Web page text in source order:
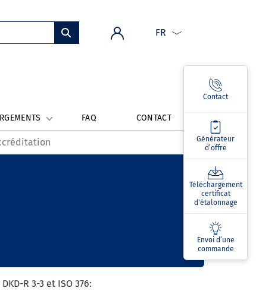
FR
Contact
Générateur
d’offre
Téléchargement
certificat
d'étalonnage
Envoi d’une
commande
FAQ CONTACT
R 3-3 et ISO 376: